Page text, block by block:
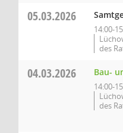
05.03.2026
14:00-
des
04.03.2026 Bau-
14:00-
des